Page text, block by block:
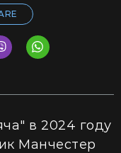
в 2024 году
Манчестер